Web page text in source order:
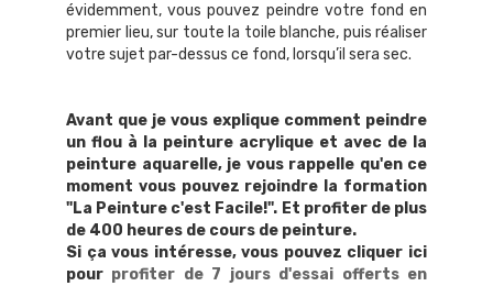
évidemment, vous pouvez peindre votre fond en
premier lieu, sur toute la toile blanche, puis réaliser
votre sujet par-dessus ce fond, lorsqu’il sera sec.
Avant que je vous explique comment peindre
un flou à la peinture acrylique et avec de la
peinture aquarelle, je vous rappelle qu'en ce
moment vous pouvez rejoindre la formation
"La Peinture c'est Facile!". Et profiter de plus
de 400 heures de cours de peinture.
Si ça vous intéresse, vous pouvez cliquer ici
pour profiter de 7 jours d'essai offerts en